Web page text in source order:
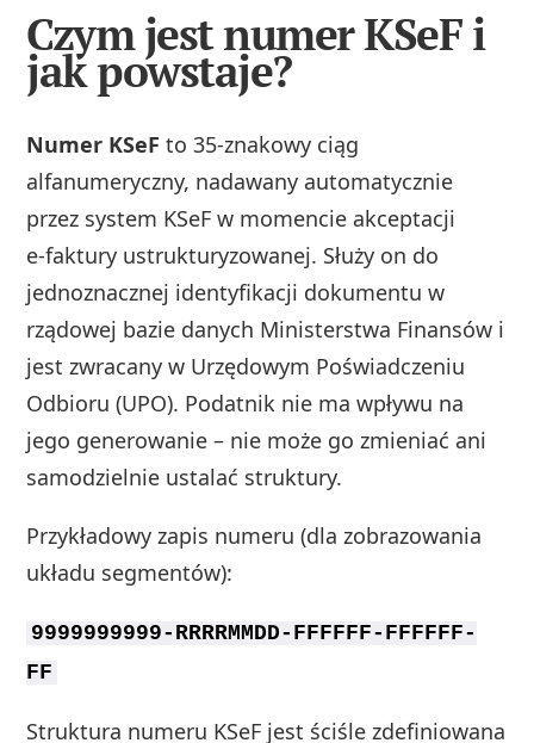
Czym jest numer KSeF i
jak powstaje?
Numer KSeF to 35‑znakowy ciąg
alfanumeryczny, nadawany automatycznie
przez system KSeF w momencie akceptacji
e‑faktury ustrukturyzowanej. Służy on do
jednoznacznej identyfikacji dokumentu w
rządowej bazie danych Ministerstwa Finansów i
jest zwracany w Urzędowym Poświadczeniu
Odbioru (UPO). Podatnik nie ma wpływu na
jego generowanie – nie może go zmieniać ani
samodzielnie ustalać struktury.
Przykładowy zapis numeru (dla zobrazowania
układu segmentów):
9999999999-RRRRMMDD-FFFFFF-FFFFFF-
FF
Struktura numeru KSeF jest ściśle zdefiniowana